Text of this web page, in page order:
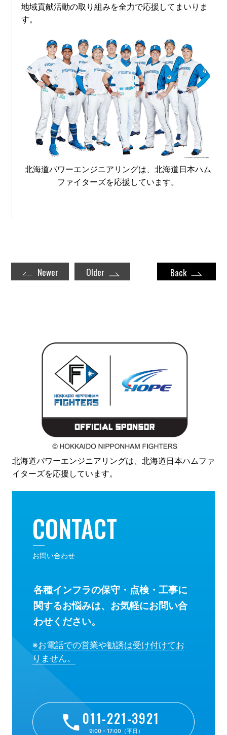
地域貢献活動の取り組みを全力で応援してまいりま
す。
北海道パワーエンジニアリングは、北海道日本ハム
ファイターズを応援しています。
Back
Newer Older
北海道パワーエンジニアリングは、北海道日本ハムファ
イターズを応援しています。
CONTACT
お問い合わせ
各種インフラの保守・点検・工事に
関するお悩みは、お気軽にお問い合
わせください。
※お電話での営業や勧誘は受け付けてお
りません。
011-221-3921
9:00 - 17:00（平日）